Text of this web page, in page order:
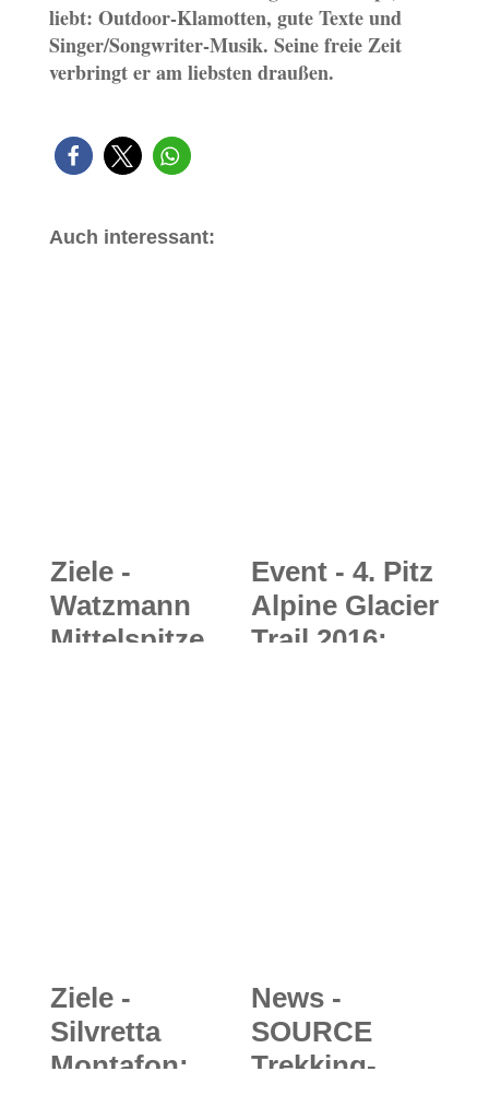
liebt: Outdoor-Klamotten, gute Texte und
Singer/Songwriter-Musik. Seine freie Zeit
verbringt er am liebsten draußen.
Auch interessant:
Ziele -
Watzmann
Mittelspitze
Event - 4. Pitz
Alpine Glacier
Trail 2016:
Ziele -
Silvretta
Montafon:
News -
SOURCE
Trekking-